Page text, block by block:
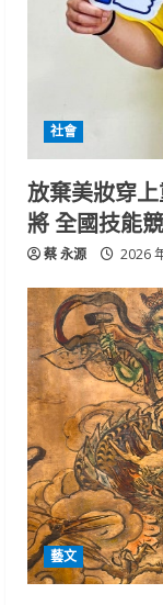
社會
放棄美妝穿
將 全國技能
蔡 永源 2026
藝文